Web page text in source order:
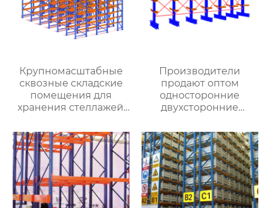
Крупномасштабные
сквозные складские
помещения для
хранения стеллажей,
тяжелых стеллажей
проходят по коридору
и въезжают на
оптовый склад
стеллажей
Производители
продают оптом
односторонние
двухсторонние
тяжелых условий
эксплуатации,
консольные полки из
стальных труб,
двухсторонние
многослойные полки